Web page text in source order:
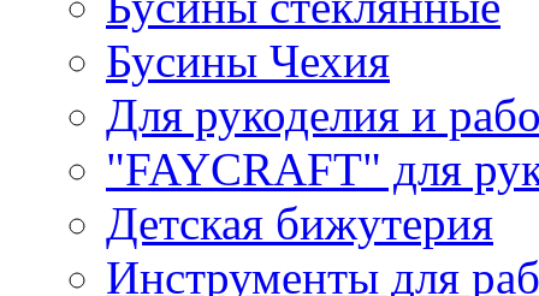
Бусины Чехия
Для рукоделия и
"FAYCRAFT" для
Детская бижутерия
Инструменты для